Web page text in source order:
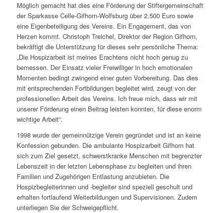
Möglich gemacht hat dies eine Förderung der Stiftergemeinschaft
der Sparkasse Celle-Gifhorn-Wolfsburg über 2.500 Euro sowie
eine Eigenbeteiligung des Vereins. Ein Engagement, das von
Herzen kommt. Christoph Treichel, Direktor der Region Gifhorn,
bekräftigt die Unterstützung für dieses sehr persönliche Thema:
„Die Hospizarbeit ist meines Erachtens nicht hoch genug zu
bemessen. Der Einsatz vieler Freiwilliger in hoch emotionalen
Momenten bedingt zwingend einer guten Vorbereitung. Das dies
mit entsprechenden Fortbildungen begleitet wird, zeugt von der
professionellen Arbeit des Vereins. Ich freue mich, dass wir mit
unserer Förderung einen Beitrag leisten konnten, für diese enorm
wichtige Arbeit“.
1998 wurde der gemeinnützige Verein gegründet und ist an keine
Konfession gebunden. Die ambulante Hospizarbeit Gifhorn hat
sich zum Ziel gesetzt, schwerstkranke Menschen mit begrenzter
Lebenszeit in der letzten Lebensphase zu begleiten und ihren
Familien und Zugehörigen Entlastung anzubieten. Die
Hospizbegleiterinnen und -begleiter sind speziell geschult und
erhalten fortlaufend Weiterbildungen und Supervisionen. Zudem
unterliegen Sie der Schweigepflicht.